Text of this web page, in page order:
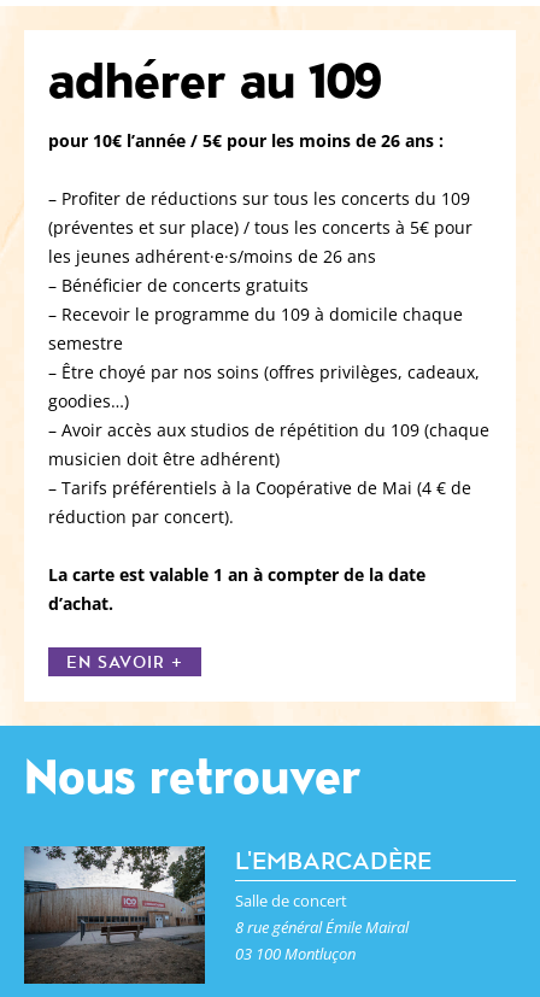
adhérer au 109
pour 10€ l’année / 5€ pour les moins de 26 ans :
– Profiter de réductions sur tous les concerts du 109
(préventes et sur place) / tous les concerts à 5€ pour
les jeunes adhérent·e·s/moins de 26 ans
– Bénéficier de concerts gratuits
– Recevoir le programme du 109 à domicile chaque
semestre
– Être choyé par nos soins (offres privilèges, cadeaux,
goodies…)
– Avoir accès aux studios de répétition du 109 (chaque
musicien doit être adhérent)
– Tarifs préférentiels à la Coopérative de Mai (4 € de
réduction par concert).
La carte est valable 1 an à compter de la date
d’achat.
EN SAVOIR +
Nous retrouver
L'EMBARCADÈRE
Salle de concert
8 rue général Émile Mairal
03 100 Montluçon